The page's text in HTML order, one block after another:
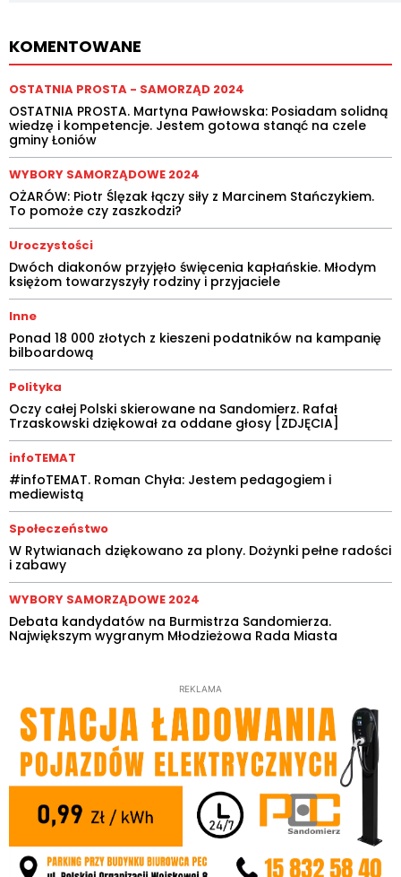
KOMENTOWANE
OSTATNIA PROSTA - SAMORZĄD 2024
OSTATNIA PROSTA. Martyna Pawłowska: Posiadam solidną
wiedzę i kompetencje. Jestem gotowa stanąć na czele
gminy Łoniów
WYBORY SAMORZĄDOWE 2024
OŻARÓW: Piotr Ślęzak łączy siły z Marcinem Stańczykiem.
To pomoże czy zaszkodzi?
Uroczystości
Dwóch diakonów przyjęło święcenia kapłańskie. Młodym
księżom towarzyszyły rodziny i przyjaciele
Inne
Ponad 18 000 złotych z kieszeni podatników na kampanię
bilboardową
Polityka
Oczy całej Polski skierowane na Sandomierz. Rafał
Trzaskowski dziękował za oddane głosy [ZDJĘCIA]
infoTEMAT
#infoTEMAT. Roman Chyła: Jestem pedagogiem i
mediewistą
Społeczeństwo
W Rytwianach dziękowano za plony. Dożynki pełne radości
i zabawy
WYBORY SAMORZĄDOWE 2024
Debata kandydatów na Burmistrza Sandomierza.
Największym wygranym Młodzieżowa Rada Miasta
REKLAMA